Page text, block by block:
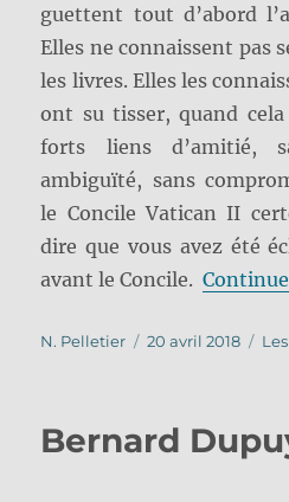
guettent tout d’abord
Elles ne connaissent pas
les livres. Elles les
ont su tisser, quand
forts liens d’amitié,
ambiguïté, sans
le Concile Vatican II
dire que vous avez été
avant le Concile.
Auteur
N. Pelletier
Publié
20 avril 2018
Bernard